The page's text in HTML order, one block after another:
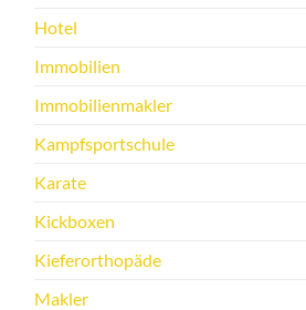
Hotel
Immobilien
Immobilienmakler
Kampfsportschule
Karate
Kickboxen
Kieferorthopäde
Makler